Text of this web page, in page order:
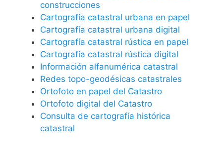
construcciones
Cartografía catastral urbana en papel
Cartografía catastral urbana digital
Cartografía catastral rústica en papel
Cartografía catastral rústica digital
Información alfanumérica catastral
Redes topo-geodésicas catastrales
Ortofoto en papel del Catastro
Ortofoto digital del Catastro
Consulta de cartografía histórica
catastral